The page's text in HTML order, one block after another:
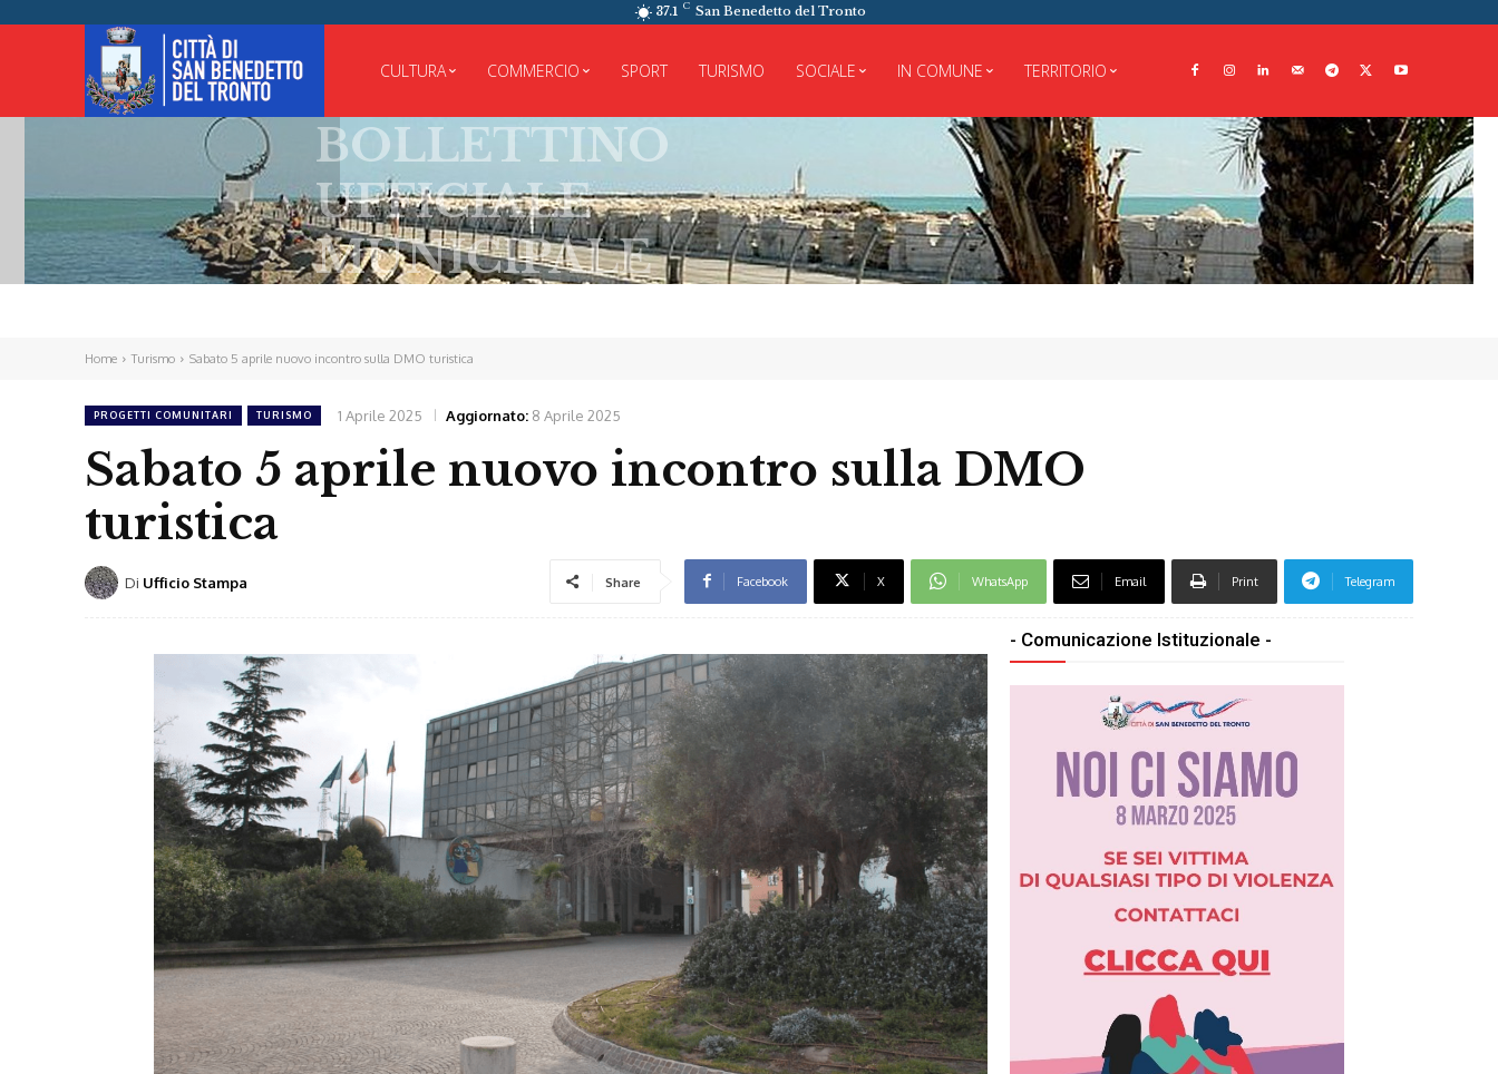
37.1 C San Benedetto del Tronto
CULTURA COMMERCIO SPORT TURISMO SOCIALE IN COMUNE TERRITORIO
BOLLETTINO
UFFICIALE
MUNICIPALE
Home Turismo Sabato 5 aprile nuovo incontro sulla DMO turistica
PROGETTI COMUNITARI TURISMO 1 Aprile 2025 Aggiornato: 8 Aprile 2025
Sabato 5 aprile nuovo incontro sulla DMO
turistica
Di Ufficio Stampa Share Facebook X WhatsApp Email Print Telegram
- Comunicazione Istituzionale -